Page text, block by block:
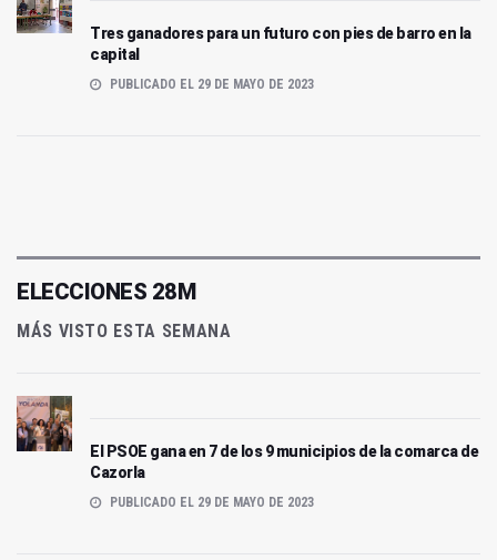
Tres ganadores para un futuro con pies de barro en la
capital
PUBLICADO EL 29 DE MAYO DE 2023
ELECCIONES 28M
MÁS VISTO ESTA SEMANA
El PSOE gana en 7 de los 9 municipios de la comarca de
Cazorla
PUBLICADO EL 29 DE MAYO DE 2023